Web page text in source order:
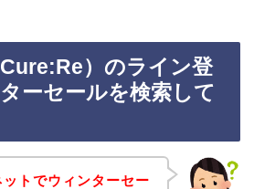
）のライン登
ーセールを検索して
トでウィンターセー